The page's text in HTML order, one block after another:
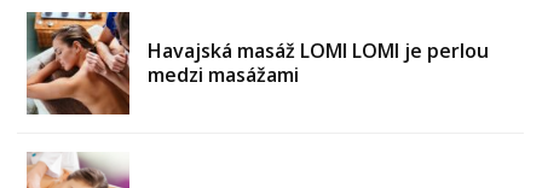
Havajská masáž LOMI LOMI je perlou
medzi masážami